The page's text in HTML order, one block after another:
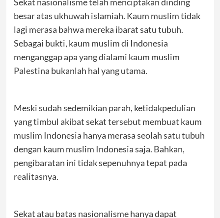
besar atas ukhuwah islamiah. Kaum muslim tidak
lagi merasa bahwa mereka ibarat satu tubuh.
Sebagai bukti, kaum muslim di Indonesia
menganggap apa yang dialami kaum muslim
Palestina bukanlah hal yang utama.
Meski sudah sedemikian parah, ketidakpedulian
yang timbul akibat sekat tersebut membuat kaum
muslim Indonesia hanya merasa seolah satu tubuh
dengan kaum muslim Indonesia saja. Bahkan,
pengibaratan ini tidak sepenuhnya tepat pada
realitasnya.
Sekat atau batas nasionalisme hanya dapat